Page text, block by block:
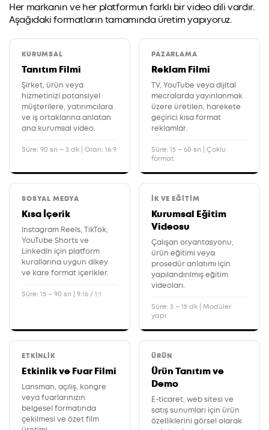
Her markanın ve her platformun farklı bir video dili vardır.
Aşağıdaki formatların tamamında üretim yapıyoruz.
KURUMSAL
Tanıtım Filmi
Şirket, ürün veya
hizmetinizi potansiyel
müşterilere, yatırımcılara
ve iş ortaklarına anlatan
ana kurumsal video.
Süre: 90 sn – 3 dk | Oran: 16:9
PAZARLAMA
Reklam Filmi
TV, YouTube veya dijital
mecralarda yayınlanmak
üzere üretilen, harekete
geçirici kısa format
reklamlar.
Süre: 15 – 60 sn | Çoklu
format
SOSYAL MEDYA
Kısa İçerik
Instagram Reels, TikTok,
YouTube Shorts ve
LinkedIn için platform
kurallarına uygun dikey
ve kare format içerikler.
Süre: 15 – 90 sn | 9:16 / 1:1
İK VE EĞITIM
Kurumsal Eğitim
Videosu
Çalışan oryantasyonu,
ürün eğitimi veya
prosedür anlatımı için
yapılandırılmış eğitim
videoları.
Süre: 3 – 15 dk | Modüler
yapı
ETKINLIK
Etkinlik ve Fuar Filmi
Lansman, açılış, kongre
veya fuarlarınızın
belgesel formatında
çekilmesi ve özet film
ÜRÜN
Ürün Tanıtım ve
Demo
E-ticaret, web sitesi ve
satış sunumları için ürün
özelliklerini görsel olarak